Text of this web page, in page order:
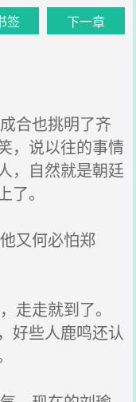
签 下一章
合也挑明了齐
，说以往的事情
，自然就是朝廷
。
又何必怕郑
走走就到了。
好些人鹿鸣还认